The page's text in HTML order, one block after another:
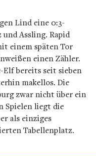
Lind eine 0:3-
Assling. Rapid
einem späten Tor
einen Zähler.
bereits seit sieben
makellos. Die
zwar nicht über ein
Spielen liegt die
als einziges
Tabellenplatz.